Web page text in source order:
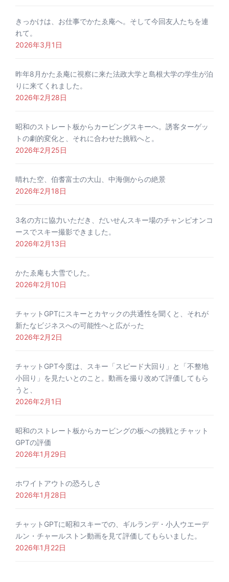
きっかけは、お仕事でかたゑ庵へ。そして今回友人たちを連
れて。
2026年3月1日
昨年8月かたゑ庵に視察に来た法政大学と島根大学の学生が泊
りに来てくれました。
2026年2月28日
昭和のストレート板からカービングスキーへ。誘客ターゲッ
トの劇的変化と、それに合わせた挑戦へと。
2026年2月25日
晴れた空、伯耆富士の大山、中海側からの絶景
2026年2月18日
3名の方に協力いただき、だいせんスキー場のチャンピオンコ
ースでスキー撮影できました。
2026年2月13日
かたゑ庵も大雪でした。
2026年2月10日
チャットGPTにスキーとカヤックの共通性を聞くと、それが
新たなビジネスへの可能性へと広がった
2026年2月2日
チャットGPT今度は、スキー「スピード大回り」と「不整地
小回り」を見たいとのこと。動画を撮り改めて評価してもら
うと、
2026年2月1日
昭和のストレート板からカービングの板への挑戦とチャット
GPTの評価
2026年1月29日
ホワイトアウトの恐ろしさ
2026年1月28日
チャットGPTに昭和スキーでの、ギルランデ・小人ウエーデ
ルン・チャールストン動画を見て評価してもらいました。
2026年1月22日